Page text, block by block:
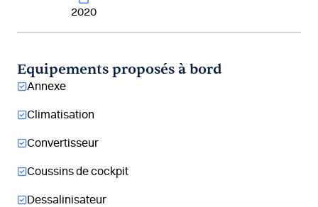
2020
Equipements proposés à bord
Annexe
Climatisation
Convertisseur
Coussins de cockpit
Dessalinisateur